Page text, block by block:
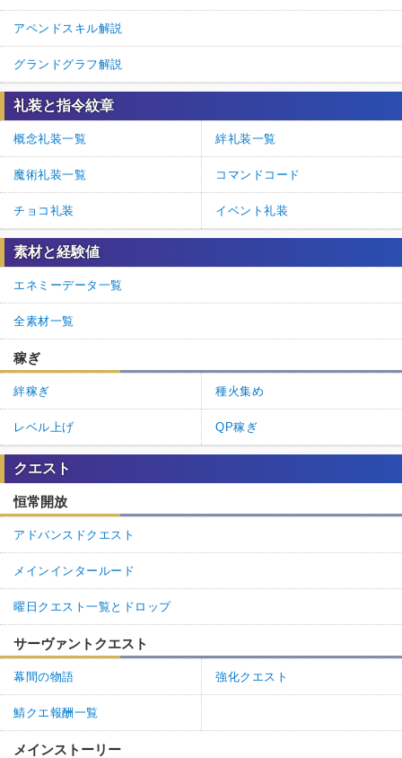
アペンドスキル解説
グランドグラフ解説
礼装と指令紋章
概念礼装一覧 絆礼装一覧
魔術礼装一覧 コマンドコード
チョコ礼装 イベント礼装
素材と経験値
エネミーデータ一覧
全素材一覧
稼ぎ
絆稼ぎ 種火集め
レベル上げ QP稼ぎ
クエスト
恒常開放
アドバンスドクエスト
メインインタールード
曜日クエスト一覧とドロップ
サーヴァントクエスト
幕間の物語 強化クエスト
鯖クエ報酬一覧
メインストーリー